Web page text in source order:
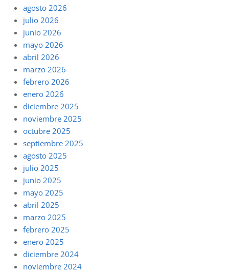
agosto 2026
julio 2026
junio 2026
mayo 2026
abril 2026
marzo 2026
febrero 2026
enero 2026
diciembre 2025
noviembre 2025
octubre 2025
septiembre 2025
agosto 2025
julio 2025
junio 2025
mayo 2025
abril 2025
marzo 2025
febrero 2025
enero 2025
diciembre 2024
noviembre 2024